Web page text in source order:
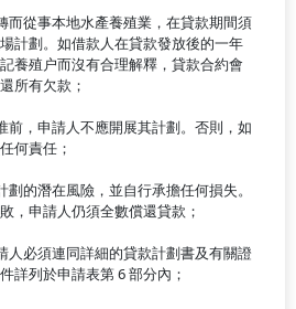
而從事本地水產養殖業，在貸款期間須
計劃。如借款人在貸款發放後的一年
養殖户而沒有合理解釋，貸款合約會
所有欠款；
前，申請人不應開展其計劃。否則，如
何責任；
的潛在風險，並自行承擔任何損失。
，申請人仍須全數償還貸款；
人必須連同詳細的貸款計劃書及有關證
詳列於申請表第 6 部分內；